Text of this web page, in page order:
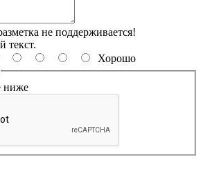
не поддерживается!
текст.
Хорошо
ниже